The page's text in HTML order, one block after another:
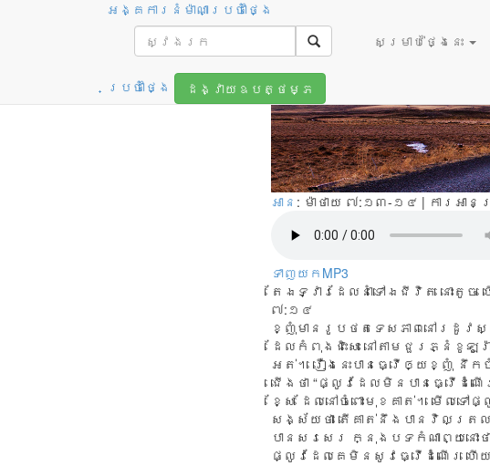
អង្គការនំម៉ាណាប្រចាំថ្ងៃ
សម្រាប់ថ្ងៃនេះ
ប្រចាំថ្ងៃ
ដង្វាយឧបត្ថម្ភ
ការជ្រើសរើស
អាន : ម៉ាថាយ ៧:១៣-១៤ | ការអា
ទាញយកMP3
តែឯទ្វារដែលនាំទៅឯជីវិត នោះ
៧:១៤
ខ្ញុំ​មាន​រូប​ថត​ទេសភាព​នៅ​រដូ
ដែល​កំពុង​ជិះសេះ នៅ​តាម​ជួរ​ភ្នំ​ខូឡូ
អត់។ រឿង​នេះ​បាន​ធ្វើ​ឲ្យ​ខ្ញុំ នឹ
ជើង​ថា “ផ្លូវ​ដែល​មិន​បាន​ធ្វើ​
ខ្សែ ដែល​នៅ​ចំពោះ​មុខ​គាត់។ មើល​
សង្ស័យ​ថា តើ​គាត់​នឹង​បាន​វិល​ត្រ
បាន​សរសេរ ក្នុង​បទ​កំណាព្យ​នោះ​
ផ្លូវ​ដែល​គេ​មិន​សូវ​ធ្វើ​ដំណើរ ហើ